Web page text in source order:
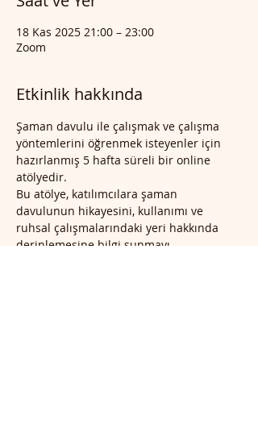
18 Kas 2025 21:00 – 23:00
Zoom
Etkinlik hakkında
Şaman davulu ile çalışmak ve çalışma
yöntemlerini öğrenmek isteyenler için
hazırlanmış 5 hafta süreli bir online
atölyedir.
Bu atölye, katılımcılara şaman
davulunun hikayesini, kullanımı ve
ruhsal çalışmalarındaki yeri hakkında
derinlemesine bilgi sunmayı